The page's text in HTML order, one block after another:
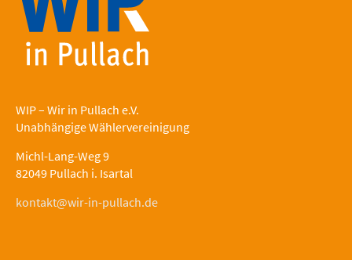
WIP – Wir in Pullach e.V.
Unabhängige Wählervereinigung
Michl-Lang-Weg 9
82049 Pullach i. Isartal
kontakt@wir-in-pullach.de